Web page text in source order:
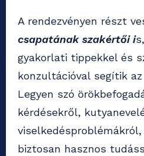
A rendezvényen részt
csapatának szakértői i
gyakorlati tippekkel és
konzultációval segítik
Legyen szó
kérdésekről,
biztosan hasznos